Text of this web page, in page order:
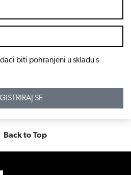
biti pohranjeni u skladu s
SE
Back to Top